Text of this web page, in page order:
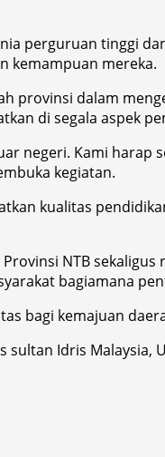
perguruan tinggi
kemampuan mereka.
provinsi dalam
di segala aspek
negeri. Kami harap
kegiatan.
kualitas
NTB sekaligus
bagiamana
bagi kemajuan
Idris Malaysia,